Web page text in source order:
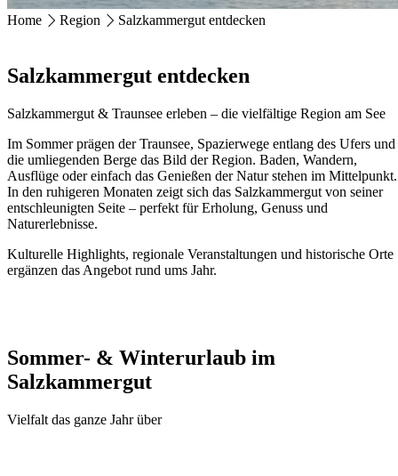
HOTEL MAGERL ***Superior
4810 Gmunden
info@hotel-magerl.at
Home Region Salzkammergut entdecken
Salzkammergut entdecken
Salzkammergut & Traunsee erleben – die vielfältige Region am See
Im Sommer prägen der Traunsee, Spazierwege entlang des Ufers und
die umliegenden Berge das Bild der Region. Baden, Wandern,
Ausflüge oder einfach das Genießen der Natur stehen im Mittelpunkt.
In den ruhigeren Monaten zeigt sich das Salzkammergut von seiner
entschleunigten Seite – perfekt für Erholung, Genuss und
Naturerlebnisse.
Kulturelle Highlights, regionale Veranstaltungen und historische Orte
ergänzen das Angebot rund ums Jahr.
Sommer- & Winterurlaub im
Salzkammergut
Vielfalt das ganze Jahr über